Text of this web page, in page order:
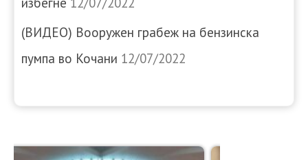
(ВИДЕО) Вооружен грабеж на бензинска
пумпа во Кочани 12/07/2022